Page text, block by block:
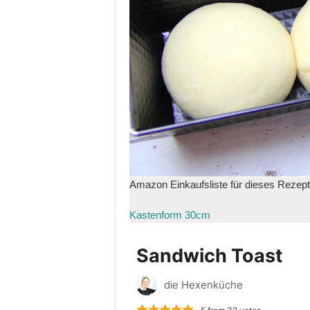
Amazon Einkaufsliste für dieses
Kastenform 30cm
Sandwich Toast
die Hexenküche